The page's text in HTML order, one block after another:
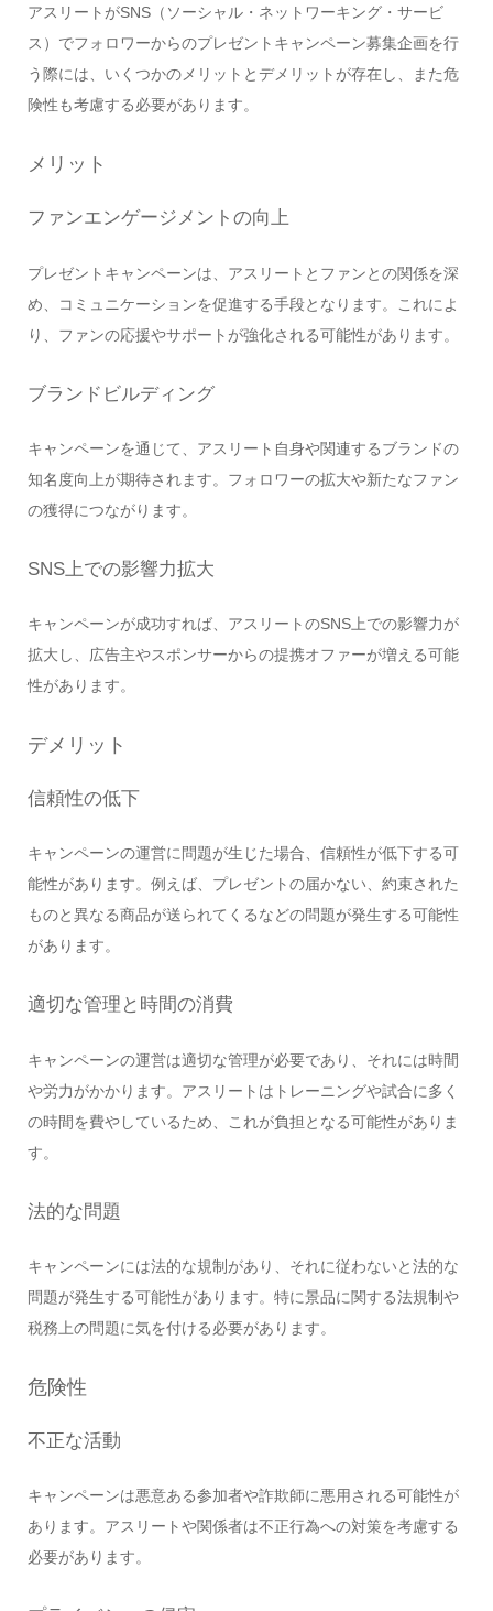
アスリートがSNS（ソーシャル・ネットワーキング・サービ
ス）でフォロワーからのプレゼントキャンペーン募集企画を行
う際には、いくつかのメリットとデメリットが存在し、また危
険性も考慮する必要があります。
メリット
ファンエンゲージメントの向上
プレゼントキャンペーンは、アスリートとファンとの関係を深
め、コミュニケーションを促進する手段となります。これによ
り、ファンの応援やサポートが強化される可能性があります。
ブランドビルディング
キャンペーンを通じて、アスリート自身や関連するブランドの
知名度向上が期待されます。フォロワーの拡大や新たなファン
の獲得につながります。
SNS上での影響力拡大
キャンペーンが成功すれば、アスリートのSNS上での影響力が
拡大し、広告主やスポンサーからの提携オファーが増える可能
性があります。
デメリット
信頼性の低下
キャンペーンの運営に問題が生じた場合、信頼性が低下する可
能性があります。例えば、プレゼントの届かない、約束された
ものと異なる商品が送られてくるなどの問題が発生する可能性
があります。
適切な管理と時間の消費
キャンペーンの運営は適切な管理が必要であり、それには時間
や労力がかかります。アスリートはトレーニングや試合に多く
の時間を費やしているため、これが負担となる可能性がありま
す。
法的な問題
キャンペーンには法的な規制があり、それに従わないと法的な
問題が発生する可能性があります。特に景品に関する法規制や
税務上の問題に気を付ける必要があります。
危険性
不正な活動
キャンペーンは悪意ある参加者や詐欺師に悪用される可能性が
あります。アスリートや関係者は不正行為への対策を考慮する
必要があります。